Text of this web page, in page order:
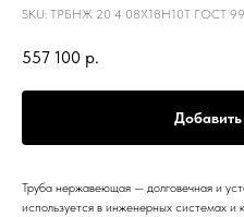
SKU: ТРБНЖ 20 4 08Х18Н10Т ГОСТ
557 100 р.
Труба нержавеющая — долговечная и
используется в инженерных системах и